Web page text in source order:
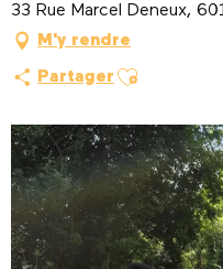
33 Rue Marcel Deneux,
M'y rendre
Partager Ajouter aux